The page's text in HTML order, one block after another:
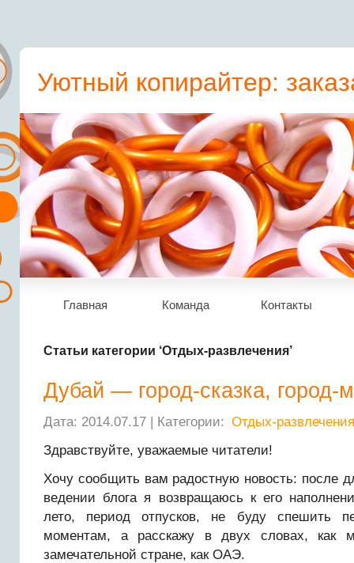
Уютный копирайтер:
пресс-релиз, статьи,
Главная Команда Контакты
Статьи категории ‘Отдых-развлечения’
Дубай — город-сказка, город-
Дата: 2014.07.17 | Категории: Отдых-развлечения
Здравствуйте, уважаемые читатели!
Хочу сообщить вам радостную новость: после
ведении блога я возвращаюсь к его
лето, период отпусков, не буду спешить
моментам, а расскажу в двух словах, как
замечательной стране, как ОАЭ.